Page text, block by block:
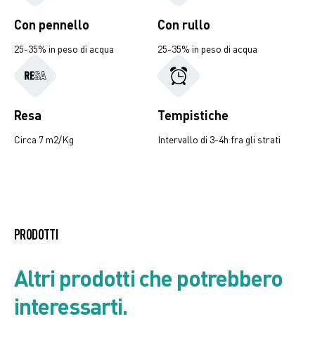
Con pennello
25-35% in peso di acqua
Con rullo
25-35% in peso di acqua
Resa
Circa 7 m2/Kg
Tempistiche
Intervallo di 3-4h fra gli strati
PRODOTTI
Altri prodotti che potrebbero
interessarti.